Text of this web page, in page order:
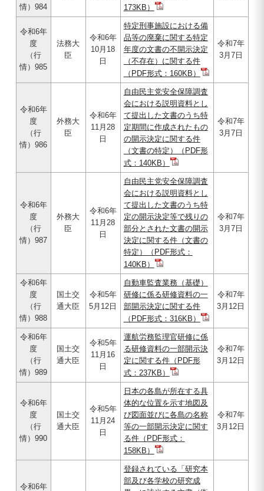
情）984
173KB）
令和6年
度
（行
情）985
法務大
臣
令和6年
10月18
日
特定刑事施設における備
品等の廃棄に関する特定
年度の文書の不開示決定
（不存在）に関する件
（PDF形式：160KB）
令和7年
3月7日
令和6年
度
（行
情）986
外務大
臣
令和6年
11月28
日
自由民主党安全保障調査
会における説明資料とし
て提出した文書のうち特
定期間に作成されたもの
の開示決定に関する件
（文書の特定）（PDF形
式：140KB）
令和7年
3月7日
令和6年
度
（行
情）987
外務大
臣
令和6年
11月28
日
自由民主党安全保障調査
会における説明資料とし
て提出した文書のうち特
定の開示決定等で残りの
部分とされた文書の開示
決定に関する件（文書の
特定）（PDF形式：
140KB）
令和7年
3月7日
令和6年
度
（行
情）988
国土交
通大臣
令和5年
5月12日
自動車監査業務（基礎）
研修に係る研修資料の一
部開示決定に関する件
（PDF形式：316KB）
令和7年
3月12日
令和6年
度
（行
情）989
国土交
通大臣
令和5年
11月16
日
運航労務監理官研修に係
る研修資料の一部開示決
定に関する件（PDF形
式：237KB）
令和7年
3月12日
令和6年
度
（行
情）990
国土交
通大臣
令和5年
11月24
日
日本の各島が所在する具
体的な位置を示す地図及
び図面並びに各島の名称
等の一部開示決定に関す
る件（PDF形式：
158KB）
令和7年
3月12日
令和6年
登録されている「研究本
部及び各学校の研究成